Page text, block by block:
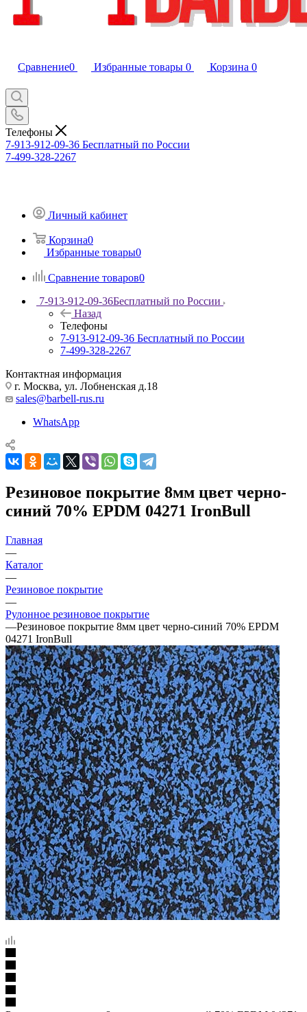
Сравнение0 Избранные товары 0 Корзина 0
Телефоны
7-913-912-09-36 Бесплатный по России
7-499-328-2267
Личный кабинет
Корзина0
Избранные товары0
Сравнение товаров0
7-913-912-09-36Бесплатный по России
Назад
Телефоны
7-913-912-09-36 Бесплатный по России
7-499-328-2267
Контактная информация
г. Москва, ул. Лобненская д.18
sales@barbell-rus.ru
WhatsApp
Резиновое покрытие 8мм цвет черно-
синий 70% EPDM 04271 IronBull
Главная
—
Каталог
—
Резиновое покрытие
—
Рулонное резиновое покрытие
—Резиновое покрытие 8мм цвет черно-синий 70% EPDM
04271 IronBull